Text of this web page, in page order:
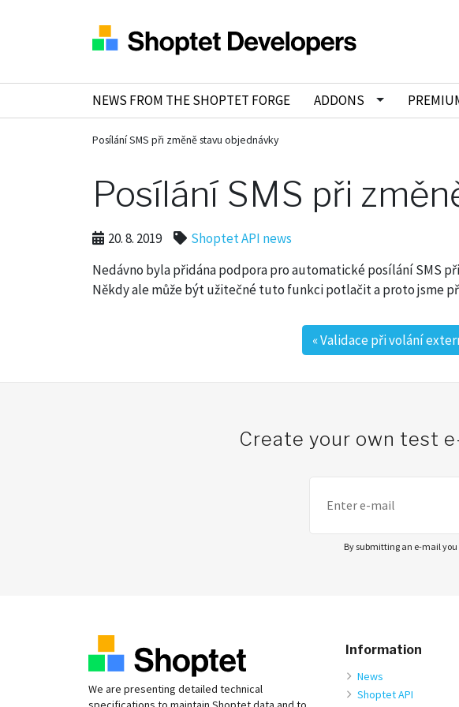
NEWS FROM THE SHOPTET FORGE ADDONS
Posílání SMS při změně stavu objednávky
Posílání SMS při
20. 8. 2019
Shoptet API news
Nedávno byla přidána podpora pro automatické posílání SMS
Někdy ale může být užitečné tuto funkci potlačit a proto jsme
«Validace při volání
Create your own test
By submitting an e-mail you
We are presenting detailed technical
Information
News
Shoptet API